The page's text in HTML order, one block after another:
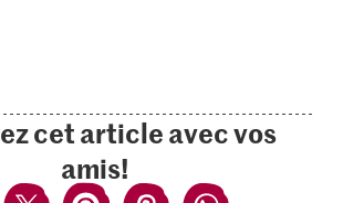
cet article avec vos
amis!